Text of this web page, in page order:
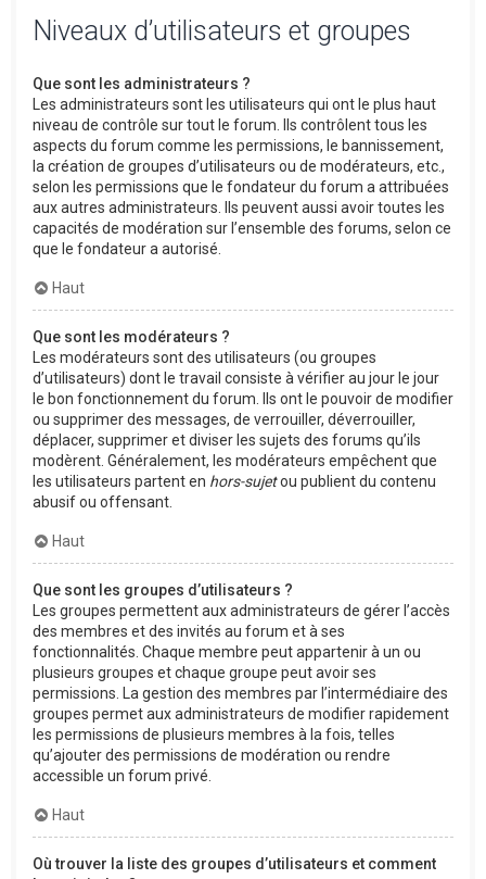
Niveaux d’utilisateurs et groupes
Que sont les administrateurs ?
Les administrateurs sont les utilisateurs qui ont le plus haut
niveau de contrôle sur tout le forum. Ils contrôlent tous les
aspects du forum comme les permissions, le bannissement,
la création de groupes d’utilisateurs ou de modérateurs, etc.,
selon les permissions que le fondateur du forum a attribuées
aux autres administrateurs. Ils peuvent aussi avoir toutes les
capacités de modération sur l’ensemble des forums, selon ce
que le fondateur a autorisé.
Haut
Que sont les modérateurs ?
Les modérateurs sont des utilisateurs (ou groupes
d’utilisateurs) dont le travail consiste à vérifier au jour le jour
le bon fonctionnement du forum. Ils ont le pouvoir de modifier
ou supprimer des messages, de verrouiller, déverrouiller,
déplacer, supprimer et diviser les sujets des forums qu’ils
modèrent. Généralement, les modérateurs empêchent que
les utilisateurs partent en hors-sujetou publient du contenu
abusif ou offensant.
Haut
Que sont les groupes d’utilisateurs ?
Les groupes permettent aux administrateurs de gérer l’accès
des membres et des invités au forum et à ses
fonctionnalités. Chaque membre peut appartenir à un ou
plusieurs groupes et chaque groupe peut avoir ses
permissions. La gestion des membres par l’intermédiaire des
groupes permet aux administrateurs de modifier rapidement
les permissions de plusieurs membres à la fois, telles
qu’ajouter des permissions de modération ou rendre
accessible un forum privé.
Haut
Où trouver la liste des groupes d’utilisateurs et comment